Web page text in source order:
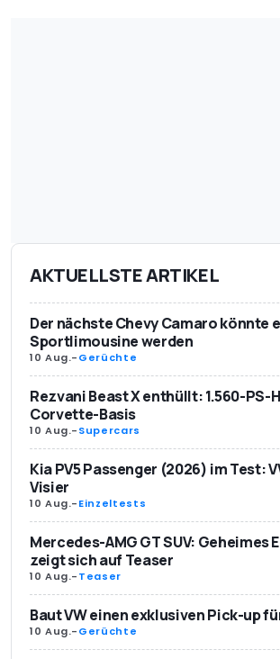
AKTUELLSTE ARTIKEL
Der nächste Chevy Camaro könnte
Sportlimousine werden
10 Aug.-Gerüchte
Rezvani Beast X enthüllt: 1.560-PS-
Corvette-Basis
10 Aug.-Supercars
Kia PV5 Passenger (2026) im Test:
Visier
10 Aug.-Einzeltests
Mercedes-AMG GT SUV: Geheimes
zeigt sich auf Teaser
10 Aug.-Teaser
Baut VW einen exklusiven Pick-up
10 Aug.-Gerüchte